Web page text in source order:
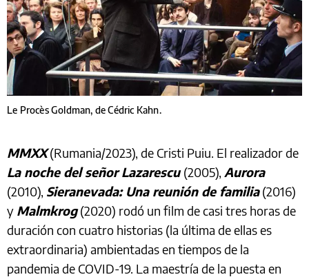
Le Procès Goldman, de Cédric Kahn.
MMXX(Rumania/2023), de Cristi Puiu. El realizador de
La noche del señor Lazarescu(2005), Aurora
(2010), Sieranevada: Una reunión de familia(2016)
y Malmkrog(2020) rodó un film de casi tres horas de
duración con cuatro historias (la última de ellas es
extraordinaria) ambientadas en tiempos de la
pandemia de COVID-19. La maestría de la puesta en